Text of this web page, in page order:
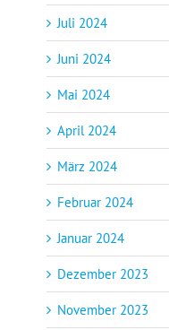
Juli 2024
Juni 2024
Mai 2024
April 2024
März 2024
Februar 2024
Januar 2024
Dezember 2023
November 2023